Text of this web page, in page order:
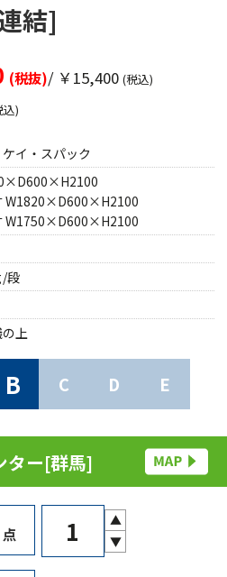
結]
(税抜)/ ￥15,400 (税込)
込)
イ・スパック
W1820×D600×H2100
W1750×D600×H2100
段
の上
B C D E
ター[群馬]
点
▲
▼